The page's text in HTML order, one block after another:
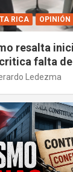
RICA OPINIÓN
resalta
falta
Ledezma